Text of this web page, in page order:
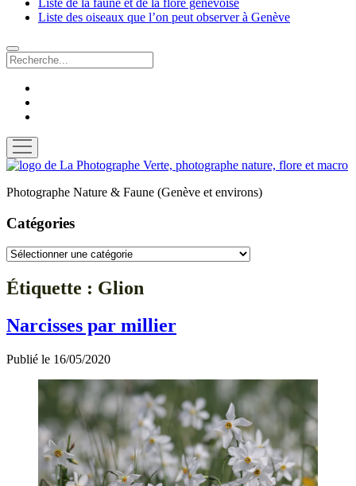
Liste de la faune et de la flore genevoise
Liste des oiseaux que l’on peut observer à Genève
Recherche
ouvrir
menu
La
Verte
Photographe Nature & Faune (Genève et environs)
Catégories
Catégories
Étiquette : Glion
Narcisses par millier
Publié le 16/05/2020